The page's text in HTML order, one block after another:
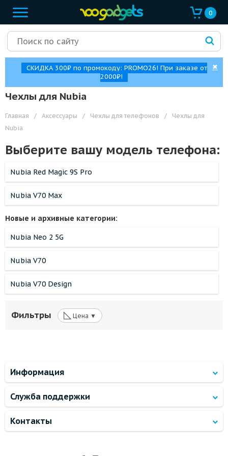
0
СКИДКА 300₽ по промокоду: PROMO26! При заказе от
2000₽!
✖
Чехлы для Nubia
Главная / Аксессуары / Чехлы для телефонов /
Чехлы для
Nubia
Выберите вашу модель телефона:
Nubia Red Magic 9S Pro
Nubia V70 Max
Новые и архивные категории:
Nubia Neo 2 5G
Nubia V70
Nubia V70 Design
Фильтры ◺ Цена ▼
Информация
Служба поддержки
Контакты